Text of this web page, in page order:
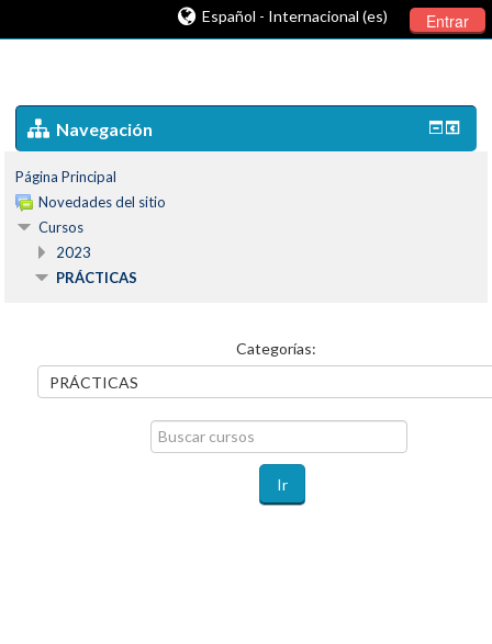
Entrar
Español - Internacional (es)
Navegación
Página Principal
Novedades del sitio
Cursos
2023
PRÁCTICAS
Categorías:
Buscar
cursos
Ir